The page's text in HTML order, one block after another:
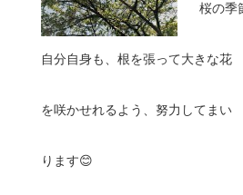
桜の季
自分自身も、根を張って大きな花
を咲かせれるよう、努力してまい
ります😊